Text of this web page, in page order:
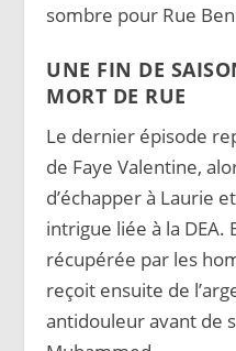
sombre pour Rue
UNE FIN DE
MORT DE RUE
Le dernier épisode
de Faye Valentine,
d’échapper à Laurie
intrigue liée à la DEA.
récupérée par les
reçoit ensuite de
antidouleur avant de